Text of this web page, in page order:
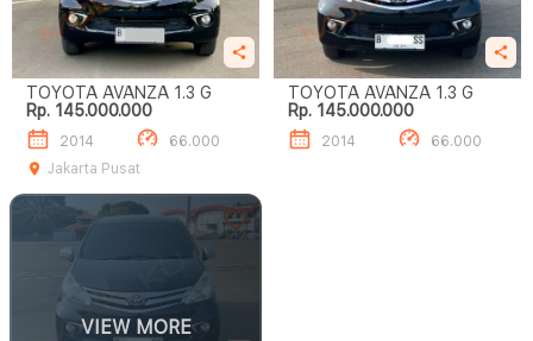
TOYOTA AVANZA 1.3 G
Rp. 145.000.000
2014
66.000
Jakarta Pusat
TOYOTA AVANZA 1.3 G
Rp. 145.000.000
2014 66.000
VIEW MORE